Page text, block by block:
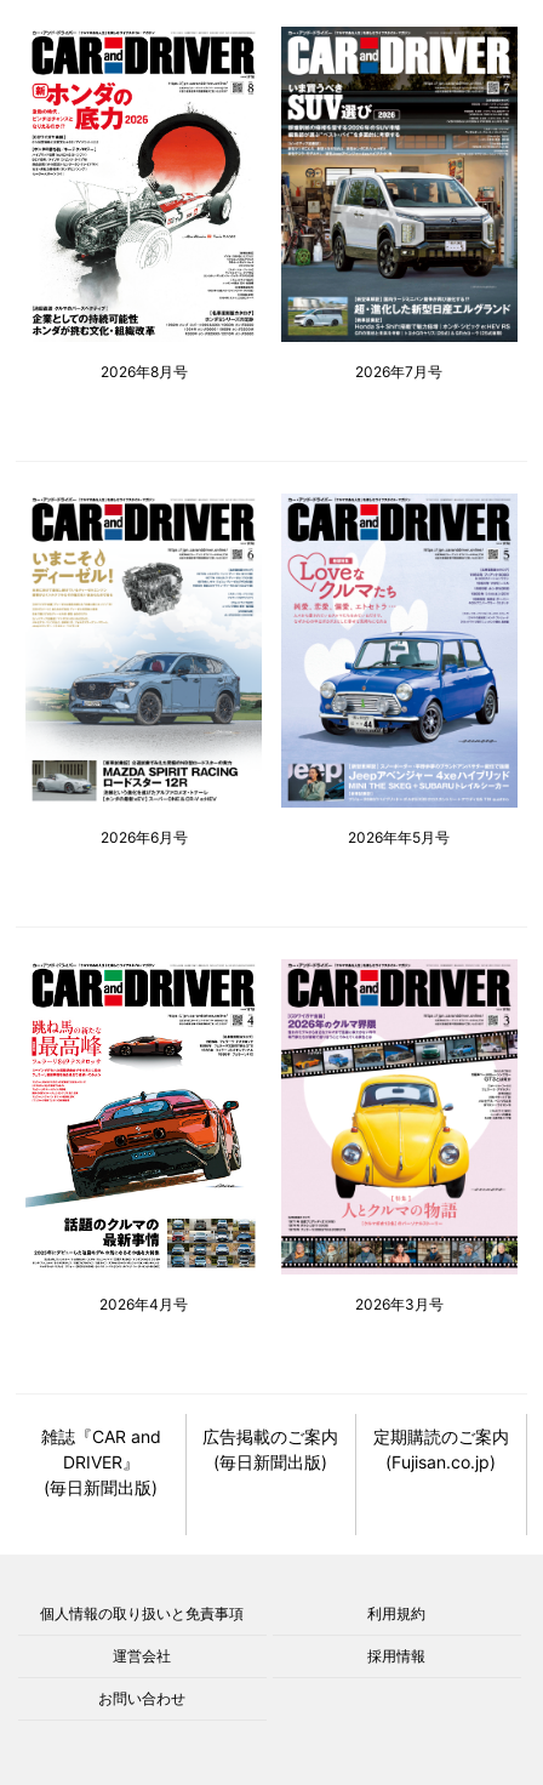
2026年8月号 2026年7月号
2026年6月号 2026年年5月号
2026年4月号 2026年3月号
雑誌『CAR and
DRIVER』
(毎日新聞出版)
広告掲載のご案内
(毎日新聞出版)
定期購読のご案内
(Fujisan.co.jp)
個人情報の取り扱いと免責事項 利用規約
運営会社 採用情報
お問い合わせ